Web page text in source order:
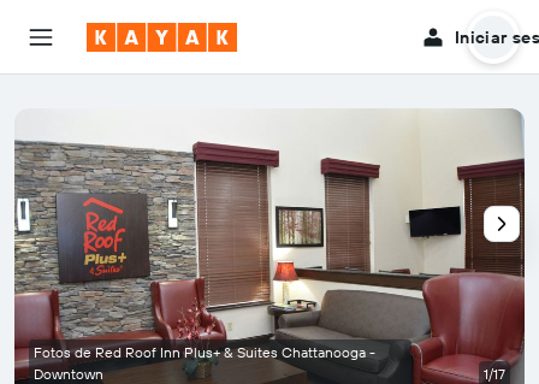
Iniciar
Fotos de Red Roof Inn Plus+ & Suites Chattanooga -
Downtown
1/17